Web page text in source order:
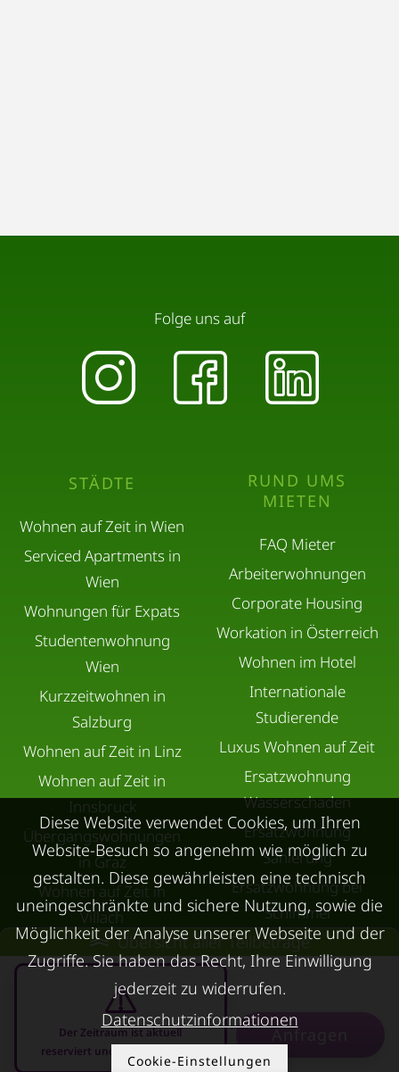
Übersicht aller Teilbeträge
Der Zeitraum ist aktuell
reserviert und nicht anfragbar
Anfragen
STÄDTE
Wohnen auf Zeit in Wien
Serviced Apartments in
Wien
Wohnungen für Expats
Studentenwohnung
Wien
Kurzzeitwohnen in
Salzburg
Wohnen auf Zeit in Linz
Wohnen auf Zeit in
Innsbruck
Übergangswohnungen
in Graz
Wohnen auf Zeit in
Villach
Wohnen auf Zeit in Wels
Kurzzeitmiete Klagenfurt
Wohnen auf Zeit
Dornbirn
Kurzzeitmiete
RUND UMS
MIETEN
FAQ Mieter
Arbeiterwohnungen
Corporate Housing
Workation in Österreich
Wohnen im Hotel
Internationale
Studierende
Luxus Wohnen auf Zeit
Ersatzwohnung
Wasserschaden
Ersatzwohnung
Sanierung
Ersatzwohnung bei
Schimmel
Trennungswohnung
Filmförderung
Österreich
Folge uns auf
Diese Website verwendet Cookies, um Ihren
Website-Besuch so angenehm wie möglich zu
gestalten. Diese gewährleisten eine technisch
uneingeschränkte und sichere Nutzung, sowie die
Möglichkeit der Analyse unserer Webseite und der
Zugriffe. Sie haben das Recht, Ihre Einwilligung
jederzeit zu widerrufen.
Datenschutzinformationen
Cookie-Einstellungen